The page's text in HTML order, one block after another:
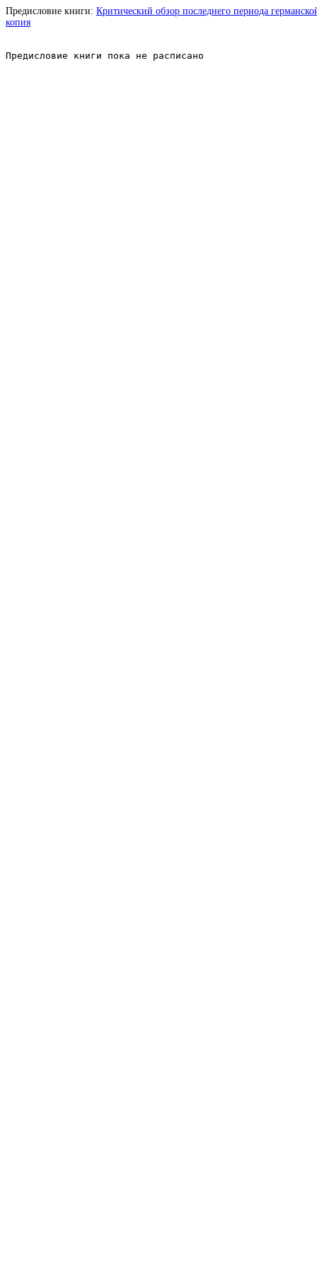
Предисловие книги: Критический обзор последнего периода
копия
Предисловие книги пока не расписано